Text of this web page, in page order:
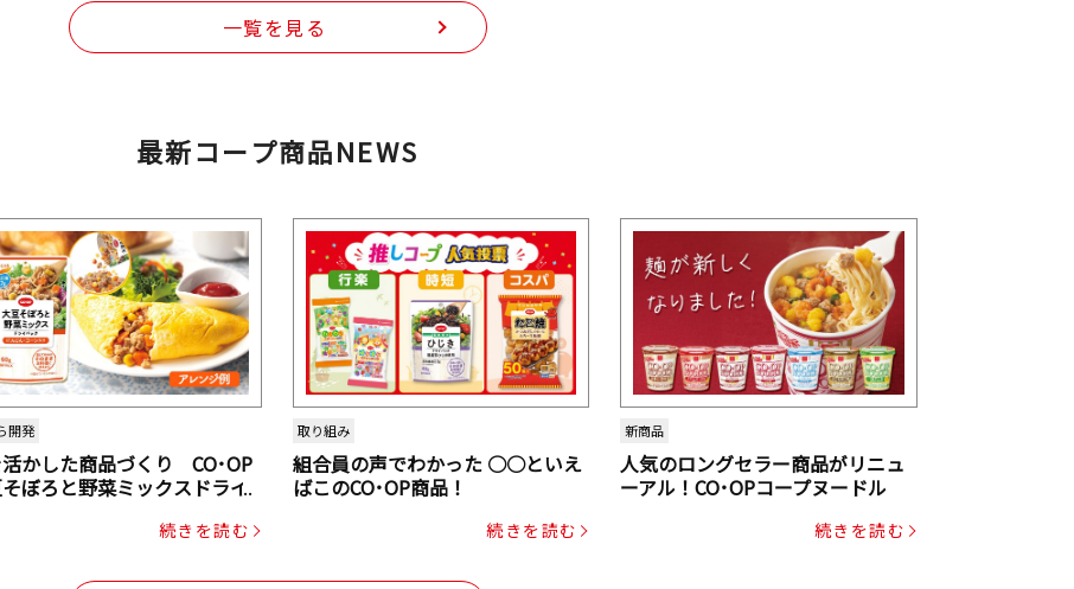
一覧を見る
最新コープ商品NEWS
開発
かした商品づくり CO･OP
ぼろと野菜ミックスドライ
続きを読む
取り組み
組合員の声でわかった ○○といえ
ばこのCO･OP商品！
続きを読む
新商品
人気のロングセラー商品がリニュ
ーアル！CO･OPコープヌードル
続きを読む